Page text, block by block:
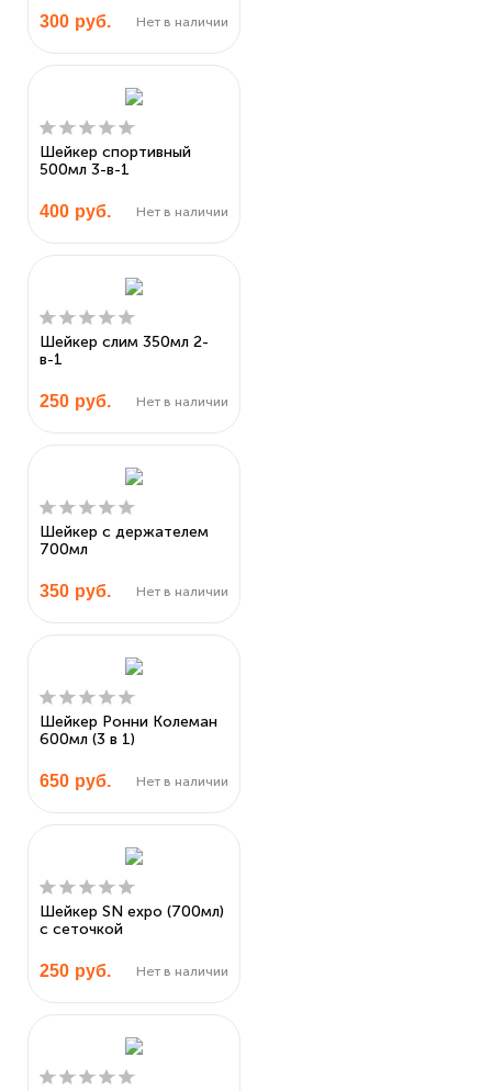
300 руб. Нет в наличии
Шейкер спортивный
500мл 3-в-1
400 руб. Нет в наличии
Шейкер слим 350мл 2-
в-1
250 руб. Нет в наличии
Шейкер с держателем
700мл
350 руб. Нет в наличии
Шейкер Ронни Колеман
600мл (3 в 1)
650 руб. Нет в наличии
Шейкер SN expo (700мл)
с сеточкой
250 руб. Нет в наличии